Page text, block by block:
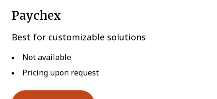
Paychex
Best for customizable solutions
Not available
Pricing upon request